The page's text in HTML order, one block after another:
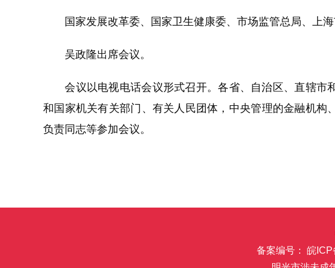
国家发展改革委、国家卫生健康委、市场监管总局、上海
吴政隆出席会议。
会议以电视电话会议形式召开。各省、自治区、直辖市
和国家机关有关部门、有关人民团体，中央管理的金融机构
负责同志等参加会议。
备案编号： 皖